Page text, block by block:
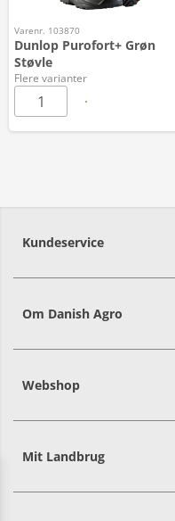
Varenr. 103870
Dunlop Purofort+ Grøn
Støvle
Flere varianter
Kundeservice
Om Danish Agro
Webshop
Mit Landbrug